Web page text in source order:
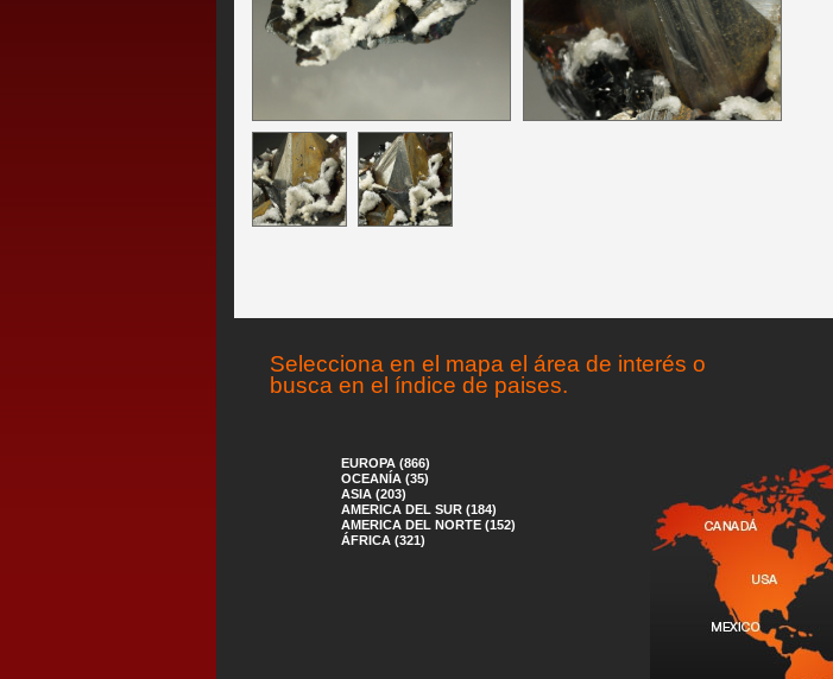
Selecciona en el mapa el área de interés o
busca en el índice de paises.
EUROPA (866)
OCEANÍA (35)
ASIA (203)
AMERICA DEL SUR (184)
AMERICA DEL NORTE (152)
ÁFRICA (321)